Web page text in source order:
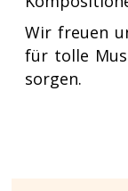
Wir freuen
für tolle
sorgen.